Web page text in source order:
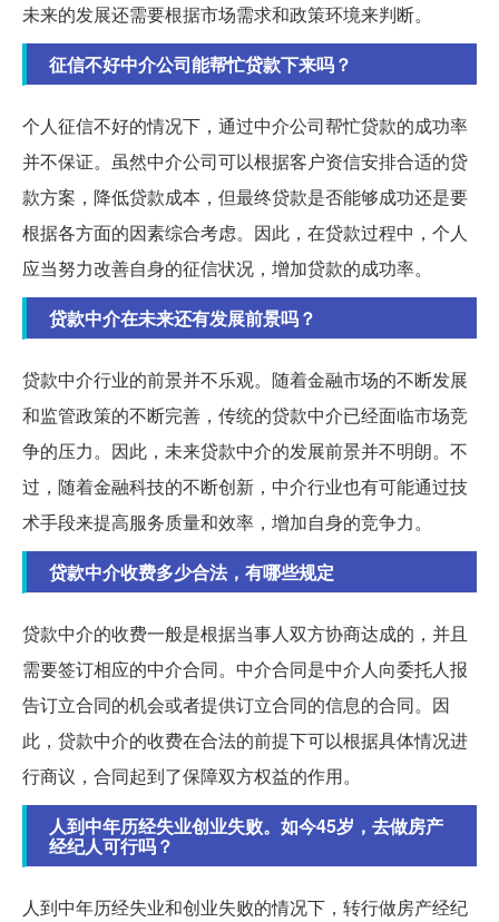
未来的发展还需要根据市场需求和政策环境来判断。
征信不好中介公司能帮忙贷款下来吗？
个人征信不好的情况下，通过中介公司帮忙贷款的成功率
并不保证。虽然中介公司可以根据客户资信安排合适的贷
款方案，降低贷款成本，但最终贷款是否能够成功还是要
根据各方面的因素综合考虑。因此，在贷款过程中，个人
应当努力改善自身的征信状况，增加贷款的成功率。
贷款中介在未来还有发展前景吗？
贷款中介行业的前景并不乐观。随着金融市场的不断发展
和监管政策的不断完善，传统的贷款中介已经面临市场竞
争的压力。因此，未来贷款中介的发展前景并不明朗。不
过，随着金融科技的不断创新，中介行业也有可能通过技
术手段来提高服务质量和效率，增加自身的竞争力。
贷款中介收费多少合法，有哪些规定
贷款中介的收费一般是根据当事人双方协商达成的，并且
需要签订相应的中介合同。中介合同是中介人向委托人报
告订立合同的机会或者提供订立合同的信息的合同。因
此，贷款中介的收费在合法的前提下可以根据具体情况进
行商议，合同起到了保障双方权益的作用。
人到中年历经失业创业失败。如今45岁，去做房产
经纪人可行吗？
人到中年历经失业和创业失败的情况下，转行做房产经纪